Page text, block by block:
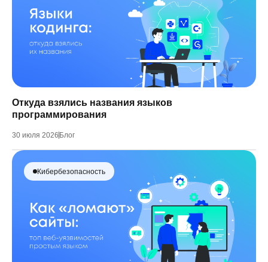
Откуда взялись названия языков
программирования
30 июля 2026 Блог
Кибербезопасность